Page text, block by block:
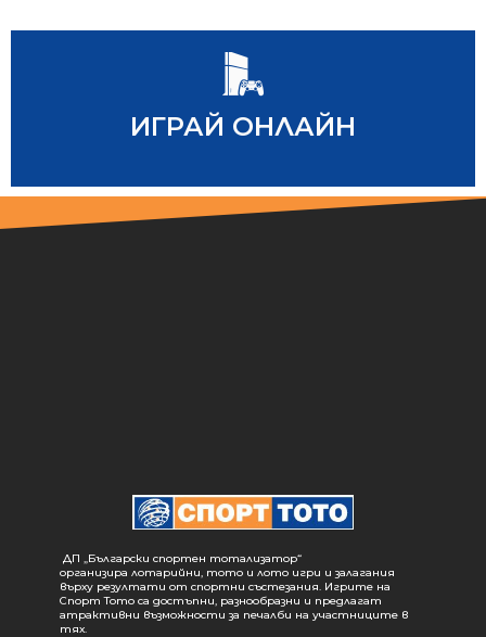
ИГРАЙ ОНЛАЙН
www.toto.bg
ДП „Български спортен тотализатор“
организира лотарийни, тото и лото игри и залагания
върху резултати от спортни състезания. Игрите на
Спорт Тото са достъпни, разнообразни и предлагат
атрактивни възможности за печалби на участниците в
тях.